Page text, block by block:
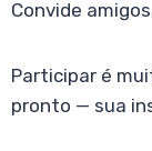
Convide
Participar é
pronto — sua